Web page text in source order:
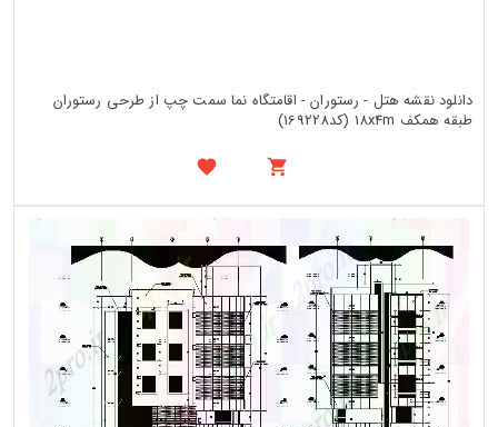
دانلود نقشه هتل - رستوران - اقامتگاه نما سمت چپ از طرحی رستوران
طبقه همکف 18x4m (کد169228)